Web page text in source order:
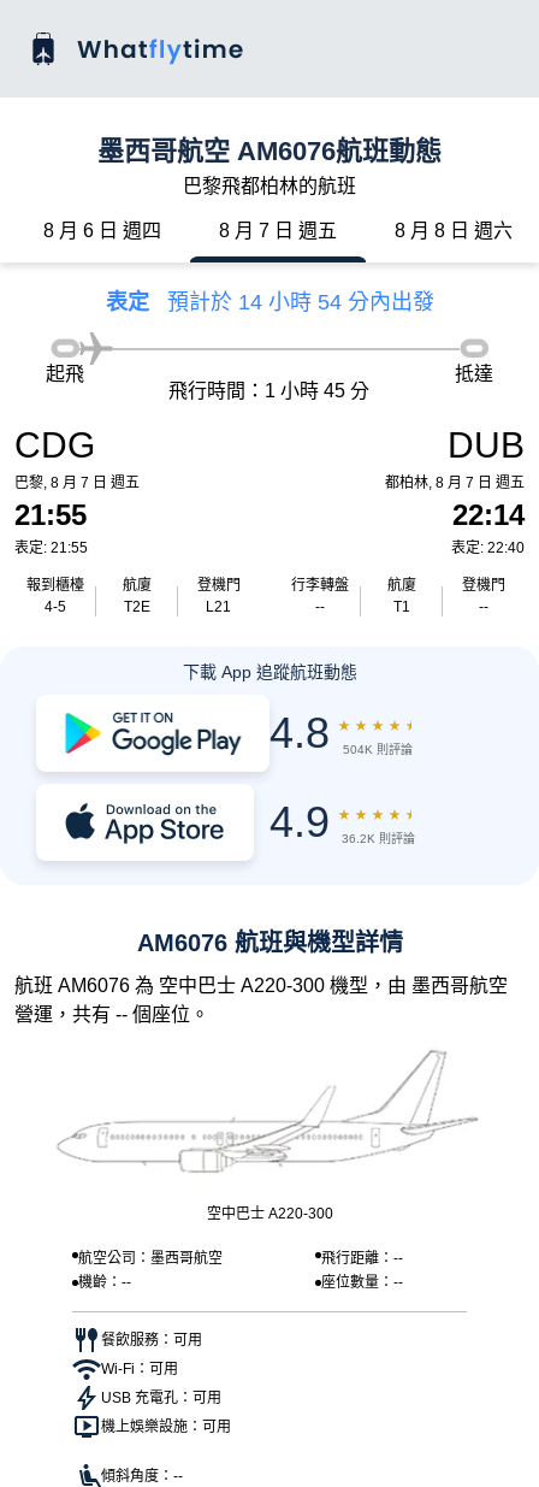
墨西哥航空 AM6076航班動態
巴黎飛都柏林的航班
8 月 6 日 週四 8 月 7 日 週五 8 月 8 日 週六
表定 預計於 14 小時 54 分內出發
CDG
巴黎, 8 月 7 日 週五
21:55
表定: 21:55
報到櫃檯
4-5
航廈
T2E
登機門
L21
起飛
飛行時間：1 小時 45 分
抵達
DUB
都柏林, 8 月 7 日 週五
22:14
表定: 22:40
行李轉盤
--
航廈
T1
登機門
--
下載 App 追蹤航班動態
4.8 ★ ★ ★ ★ ★
504K 則評論
4.9 ★ ★ ★ ★ ★
36.2K 則評論
AM6076 航班與機型詳情
航班 AM6076 為 空中巴士 A220-300 機型，由 墨西哥航空
營運，共有 -- 個座位。
空中巴士 A220-300
航空公司：墨西哥航空
飛行距離：--
機齡：--
座位數量：--
餐飲服務：可用
Wi-Fi：可用
USB 充電孔：可用
機上娛樂設施：可用
傾斜角度：--